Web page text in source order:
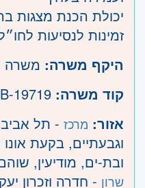
יכולת הכנת מצגות
זמינות לנסיעות
היקף משרה: משרה
קוד משרה:
אזור: מרכז - תל
וגבעתיים, בקעת
ובת-ים, מודיעין,
שרון - חדרה וזכרון